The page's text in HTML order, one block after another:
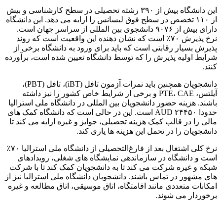
این دانشگاه بیش از ۳۹۰ رشته تحصیلی در سطح کارشناسی و بیش
از ۱۱۰ تخصص در سطح فوق لیسانس را ارایه می دهد. این دانشگاه
دارای بیش از ۹۰۷۶ دانشجوی بین المللی از سراسر جهان است.
نرخ پذیرش ۷۰٪ است که نشان دهنده این واقعیت است که روند
پذیرش بسیار رقابتی است که باید برای ورود به دانشگاه برخی از
شرایط اولیه پذیرش را که توسط دانشگاه تعیین شده است، برآورده
کنند.
دانشجویان همچنین باید نمرات آزمون تافل (iBT)، تافل (PBT)،
آیلتس، PTE، CAE و برخی از شرایط خاص کشور را نیز داشته
باشند. هزینه حضور دانشجویان بین المللی در دانشگاه ملی استرالیا
حدودا ۲۴۴۵۰ AUD است. این در حالی است که دانشگاه کمک های
مالی را در قالب کمک هزینه تحصیلی، جوایز و غیره ارایه می کند تا
دانشجویان را در تحمل این هزینه ها یاری کند.
نرخ کلی اشتغال بعد از فارغ‌التحصیلی از دانشگاه ملی استرالیا ۷۰٪
است و دانشگاه در سازماندهی نمایشگاه های شغلی، رویدادهای
شبکه و غیره شرکت می کند تا به دانشجویان کمک کند تا با شرکت
های مشهور در تماس باشند. دانشجویان دانشگاه ملی استرالیا نیز از
امکانات متعددی مانند اقامتگاه، اتاق موسیقی، اتاق مطالعه و غیره
برخوردار می شوند.